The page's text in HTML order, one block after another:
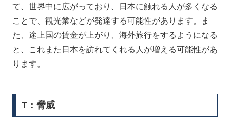
て、世界中に広がっており、日本に触れる人が多くなる
ことで、観光業などが発達する可能性があります。ま
た、途上国の賃金が上がり、海外旅行をするようになる
と、これまた日本を訪れてくれる人が増える可能性があ
ります。
T：脅威